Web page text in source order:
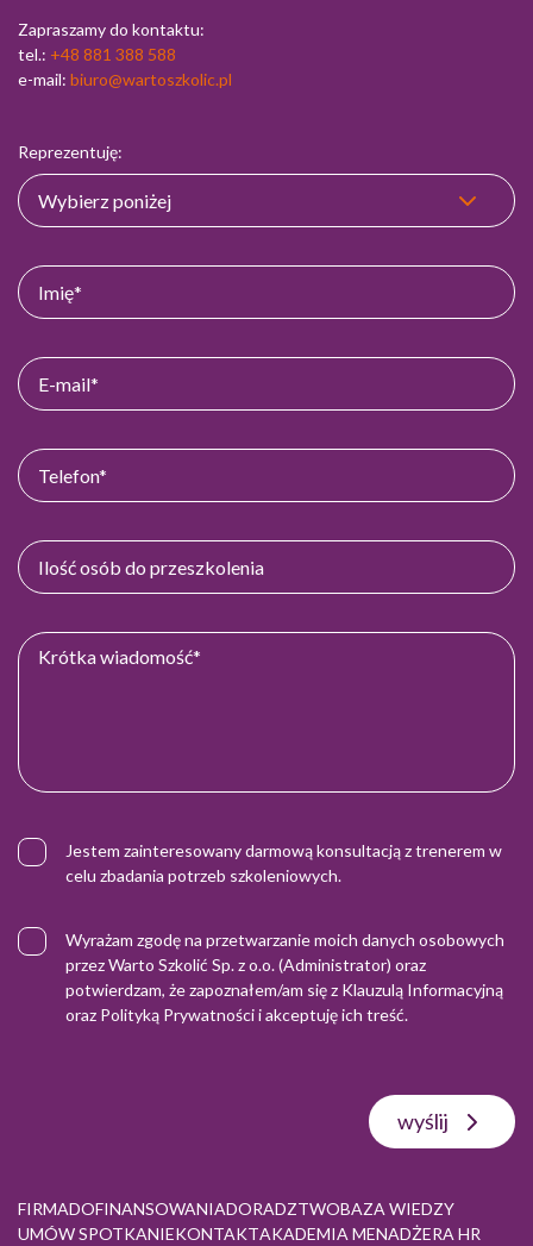
Zapraszamy do kontaktu:
tel.: +48 881 388 588
e-mail: biuro@wartoszkolic.pl
Reprezentuję:
Jestem zainteresowany darmową konsultacją z trenerem w
celu zbadania potrzeb szkoleniowych.
Wyrażam zgodę na przetwarzanie moich danych osobowych
przez Warto Szkolić Sp. z o.o. (Administrator) oraz
potwierdzam, że zapoznałem/am się z Klauzulą Informacyjną
oraz Polityką Prywatnościi akceptuję ich treść.
wyślij
FIRMADOFINANSOWANIADORADZTWOBAZA WIEDZY
UMÓW SPOTKANIEKONTAKTAKADEMIA MENADŻERA HR